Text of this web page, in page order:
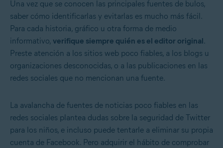
Una vez que se conocen las principales fuentes de bulos,
saber cómo identificarlas y evitarlas es mucho más fácil.
Para cada historia, gráfico u otra forma de medio
informativo, verifique siempre quién es el editor original.
Preste atención a los sitios web poco fiables, a los blogs u
organizaciones desconocidas, o a las publicaciones en las
redes sociales que no mencionan una fuente.
La avalancha de fuentes de noticias poco fiables en las
redes sociales plantea dudas sobre la seguridad de Twitter
para los niños, e incluso puede tentarle a eliminar su propia
cuenta de Facebook. Pero adquirir el hábito de comprobar